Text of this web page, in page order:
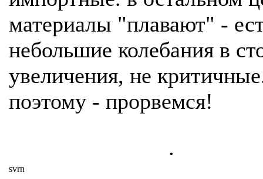
материалы "плавают" -
небольшие колебания в
увеличения, не
поэтому - прорвемся!
.
svrn